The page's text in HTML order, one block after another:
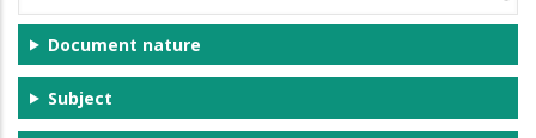
Document nature
Subject